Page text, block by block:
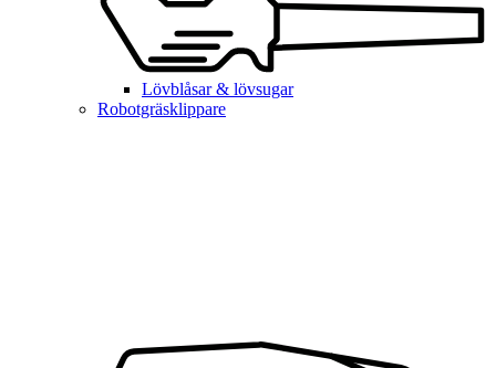
Lövblåsar & lövsugar
Robotgräsklippare